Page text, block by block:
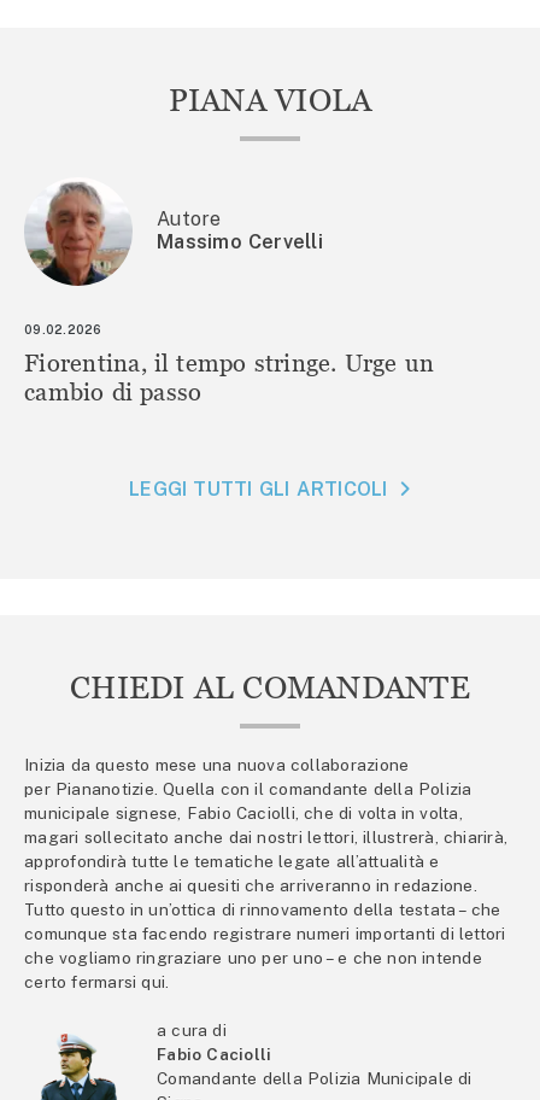
PIANA VIOLA
Autore
Massimo Cervelli
09.02.2026
Fiorentina, il tempo stringe. Urge un
cambio di passo
LEGGI TUTTI GLI ARTICOLI
CHIEDI AL COMANDANTE
Inizia da questo mese una nuova collaborazione
per Piananotizie. Quella con il comandante della Polizia
municipale signese, Fabio Caciolli, che di volta in volta,
magari sollecitato anche dai nostri lettori, illustrerà, chiarirà,
approfondirà tutte le tematiche legate all’attualità e
risponderà anche ai quesiti che arriveranno in redazione.
Tutto questo in un’ottica di rinnovamento della testata – che
comunque sta facendo registrare numeri importanti di lettori
che vogliamo ringraziare uno per uno – e che non intende
certo fermarsi qui.
a cura di
Fabio Caciolli
Comandante della Polizia Municipale di